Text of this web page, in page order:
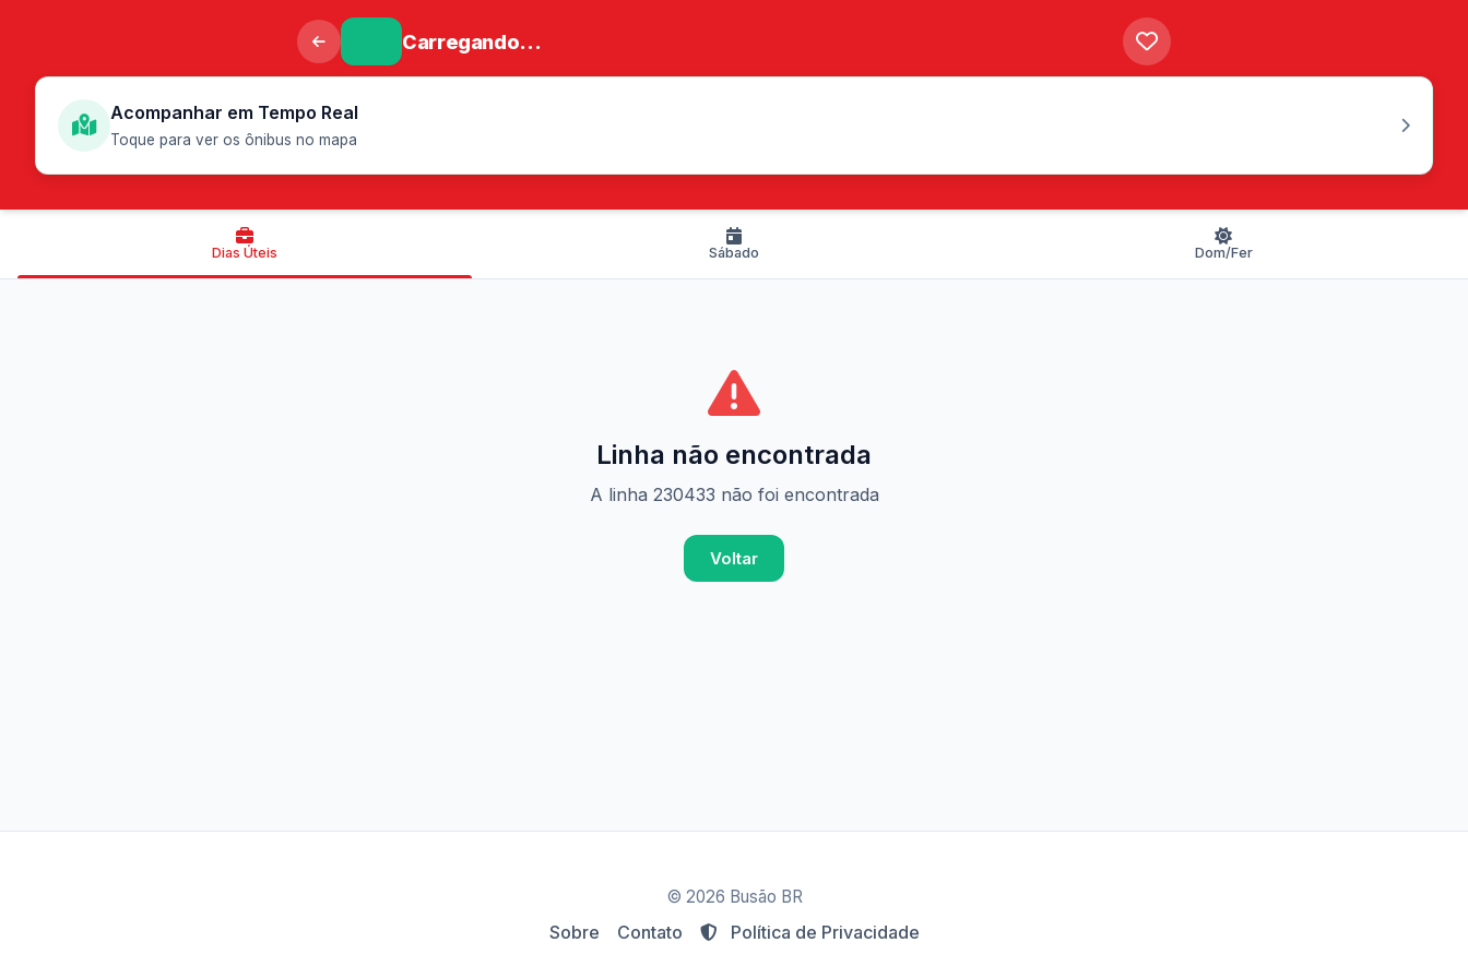
Carregando...
Acompanhar em Tempo Real
Toque para ver os ônibus no mapa
Dias Úteis Sábado Dom/Fer
Linha não encontrada
A linha 230433 não foi encontrada
Voltar
© 2026 Busão BR
Sobre Contato Política de Privacidade